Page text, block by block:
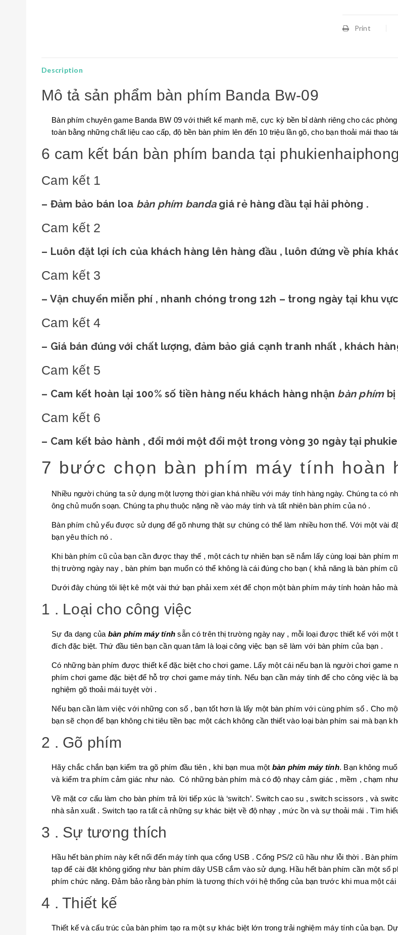
Print
Description
Mô tả sản phẩm bàn phím Banda Bw-09
Bàn phím chuyên game Banda BW 09 với thiết kế mạnh mẽ, cực kỳ bền bỉ dành riêng cho các
toàn bằng những chất liệu cao cấp, độ bền bàn phím lên đến 10 triệu lần gõ, cho bạn thoải mái thao
6 cam kết bán bàn phím banda tại
Cam kết 1
– Đảm bảo bán loa bàn phím bandagiá rẻ hàng đầu tại hải phòng .
Cam kết 2
– Luôn đặt lợi ích của khách hàng lên hàng đầu , luôn đứng về phía
Cam kết 3
– Vận chuyển miễn phí , nhanh chóng trong 12h – trong ngày tại khu
Cam kết 4
– Giá bán đúng với chất lượng, đảm bảo giá cạnh tranh nhất , khách
Cam kết 5
– Cam kết hoàn lại 100% số tiền hàng nếu khách hàng nhận bàn phímbị
Cam kết 6
– Cam kết bảo hành , đổi mới một đổi một trong vòng 30 ngày tại
7 bước chọn bàn phím máy tính hoàn
Nhiều người chúng ta sử dụng một lượng thời gian khá nhiều với máy tính hàng ngày. Chúng ta có
ông chủ muốn soạn. Chúng ta phụ thuộc nặng nề vào máy tính và tất nhiên bàn phím của nó .
Bàn phím chủ yếu được sử dụng để gõ nhưng thật sự chúng có thể làm nhiều hơn thế. Với một vài
bạn yêu thích nó .
Khi bàn phím cũ của bạn cần được thay thế , một cách tự nhiên bạn sẽ nắm lấy cùng loại bàn phím
thị trường ngày nay , bàn phím bạn muốn có thể không là cái đúng cho bạn ( khả năng là bàn phím
Dưới đây chúng tôi liệt kê một vài thứ bạn phải xem xét để chọn một bàn phím máy tính hoàn hảo
1 . Loại cho công việc
Sự đa dạng của bàn phím máy tính sẵn có trên thị trường ngày nay , mỗi loại được thiết kế với
đích đặc biệt. Thứ đầu tiên bạn cần quan tâm là loại công việc bạn sẽ làm với bàn phím của bạn .
Có những bàn phím được thiết kế đặc biệt cho chơi game. Lấy một cái nếu bạn là người chơi game
phím chơi game đặc biệt để hỗ trợ chơi game máy tính. Nếu bạn cần máy tính để cho công việc là
nghiệm gõ thoải mái tuyệt vời .
Nếu bạn cần làm việc với những con số , bạn tốt hơn là lấy một bàn phím với cùng phím số . Cho
bạn sẽ chọn để bạn không chi tiêu tiền bạc một cách không cần thiết vào loại bàn phím sai mà bạn
2 . Gõ phím
Hãy chắc chắn bạn kiểm tra gõ phím đầu tiên , khi bạn mua một bàn phím máy tính. Bạn không
và kiểm tra phím cảm giác như nào. Có những bàn phím mà có độ nhạy cảm giác , mềm , chạm
Về mặt cơ cấu làm cho bàn phím trả lời tiếp xúc là ‘switch’. Switch cao su , switch scissors , và
nhà sản xuất . Switch tạo ra tất cả những sự khác biệt về độ nhạy , mức ồn và sự thoải mái . Tìm
3 . Sự tương thích
Hầu hết bàn phím này kết nối đến máy tính qua cổng USB . Cổng PS/2 cũ hầu như lỗi thời . Bàn
tạp để cài đặt không giống như bàn phím dây USB cắm vào sử dụng. Hầu hết bàn phím cần một
phím chức năng. Đảm bảo rằng bàn phím là tương thích với hệ thống của bạn trước khi mua một cái
4 . Thiết kế
Thiết kế và cấu trúc của bàn phím tạo ra một sự khác biệt lớn trong trải nghiệm máy tính của bạn.